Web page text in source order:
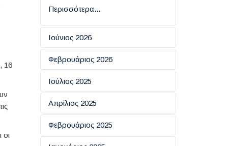
16
οι
Περισσότερα...
Ιούνιος 2026
Εξετάσεις πιστοποίησης
19/06/2026
Περισσότερα...
ΑΠΑΝΤΗΣΕΙΣ ΦΥΣΙΚΗΣ ΚΑΙ
ΙΣΤΟΡΙΑΣ
Φεβρουάριος 2026
ΗΜΕΡΑ ΑΣΦΑΛΟΥΣ
18/02/2026
Περισσότερα...
Ιούλιος 2025
ΕΞΕΤΑΣΕΙΣ ΠΙΣΤΟΠΟΙΗΤΙΚΩΝ
ΤΟΥ MICHIGAN
Απρίλιος 2025
Eσπερίδα: "​Ο Ρόλος της
Φεβρουάριος 2025